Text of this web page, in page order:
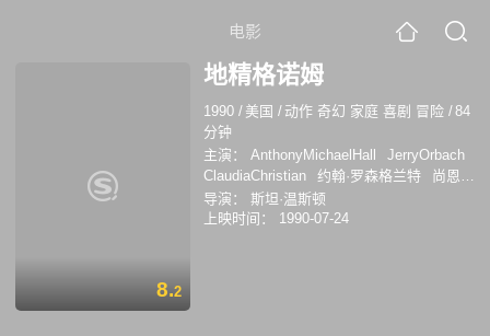
电影
8.2
地精格诺姆
1990 / 美国 / 动作 奇幻 家庭 喜剧 冒险 /84
分钟
主演：
AnthonyMichaelHall
JerryOrbach
ClaudiaChristian
约翰·罗森格兰特
尚恩·
马翰
史蒂夫·萨斯坎德
·齐达
恩·T·布朗
克劳迪亚·克里斯蒂安
导演：
斯坦·温斯顿
上映时间：
1990-07-24